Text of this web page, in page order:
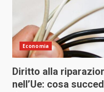
Economia
Diritto alla
nell’Ue: cosa